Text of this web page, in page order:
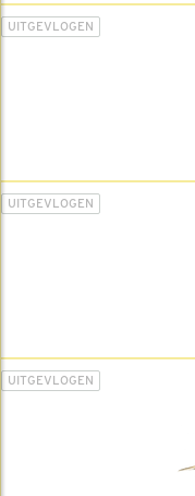
UITGEVLOGEN
UITGEVLOGEN
UITGEVLOGEN